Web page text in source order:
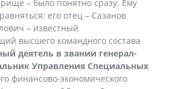
– было понятно сразу. Ему
его отец – Сазанов
– известный
высшего командного состава
деятель в звании генерал-
Управления Специальных
финансово-экономического